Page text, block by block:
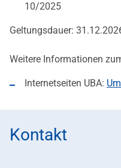
10/2025
Geltungsdauer:
Weitere Informationen
Internetseiten UBA:
Kontakt